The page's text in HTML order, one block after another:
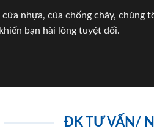
nhựa, của chống cháy, chúng
bạn hài lòng tuyệt đối.
ĐK TƯ VẤN/